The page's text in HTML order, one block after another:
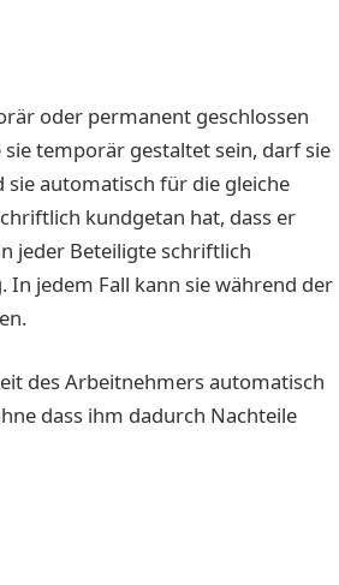
oder permanent geschlossen
temporär gestaltet sein, darf sie
sie automatisch für die gleiche
kundgetan hat, dass er
jeder Beteiligte schriftlich
In jedem Fall kann sie während der
des Arbeitnehmers automatisch
dass ihm dadurch Nachteile